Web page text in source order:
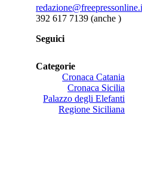
392 617 7139 (anche)
Seguici
Categorie
Cronaca Catania
Cronaca Sicilia
Palazzo degli Elefanti
Regione Siciliana